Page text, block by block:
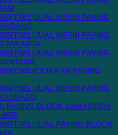
MESIN PAVING
MESIN PAVING
MESIN PAVING
PAVING
MESIN PAVING
PAVING BLOCK SAMARINDA
PAVING BLOCK